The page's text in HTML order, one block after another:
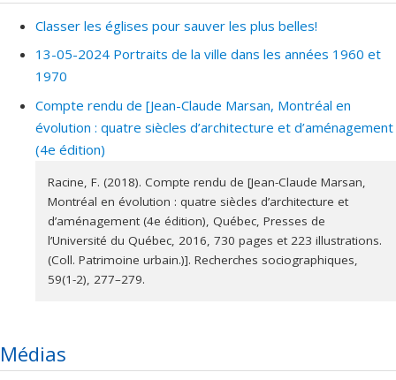
Classer les églises pour sauver les plus belles!
13-05-2024 Portraits de la ville dans les années 1960 et
1970
Compte rendu de [Jean-Claude Marsan, Montréal en
évolution : quatre siècles d’architecture et d’aménagement
(4e édition)
Racine, F. (2018). Compte rendu de [Jean-Claude Marsan,
Montréal en évolution : quatre siècles d’architecture et
d’aménagement (4e édition), Québec, Presses de
l’Université du Québec, 2016, 730 pages et 223 illustrations.
(Coll. Patrimoine urbain.)]. Recherches sociographiques,
59(1-2), 277–279.
Médias